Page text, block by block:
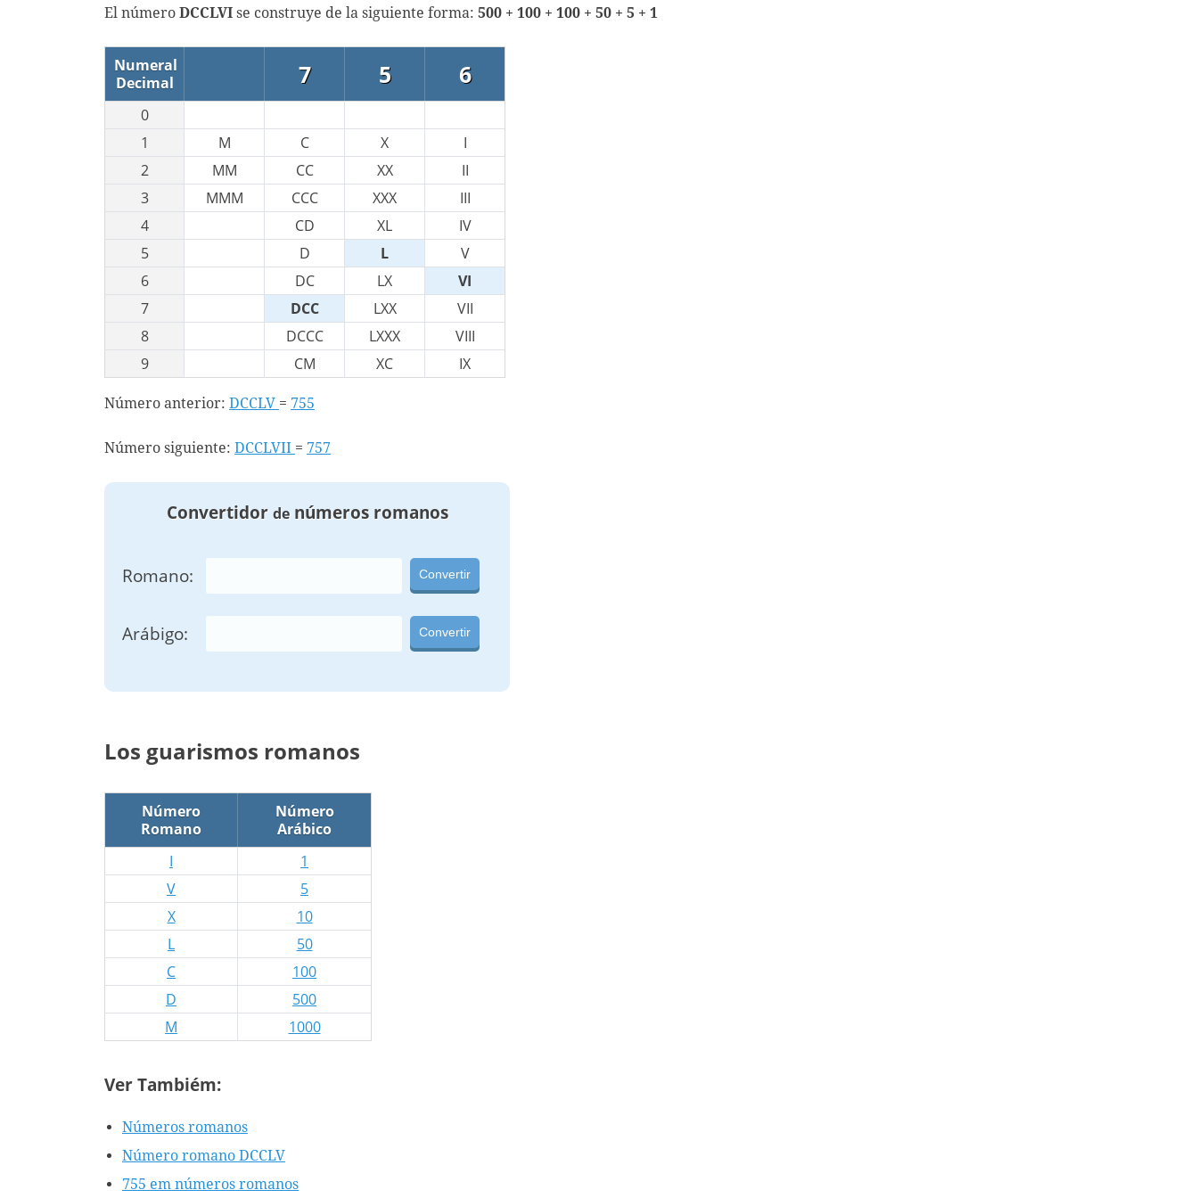
El número DCCLVI se construye de la siguiente forma: 500 + 100 + 100 + 50 + 5 + 1
Numeral
Decimal
7 5 6
0
1
M C X
I
2
MM CC XX
II
3
MMM CCC XXX
III
4
CD XL
IV
5
D L
V
6
DC LX
VI
7
DCC LXX
VII
8
DCCC LXXX
VIII
9
CM XC IX
Número anterior: DCCLV = 755
Número siguiente: DCCLVII = 757
Convertidor denúmeros romanos
Romano: Convertir
Arábigo: Convertir
Los guarismos romanos
Número
Romano
Número
Arábico
I
1
V
5
X
10
L
50
C
100
D
500
M
1000
Ver Tambiém:
Números romanos
Número romano DCCLV
755 em números romanos